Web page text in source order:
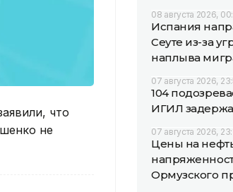
что
не
08 августа 2026,
Испания
Сеуте из-за
наплыва
07 августа 2026,
104
ИГИЛ
07 августа 2026,
Цены на
Ормузского